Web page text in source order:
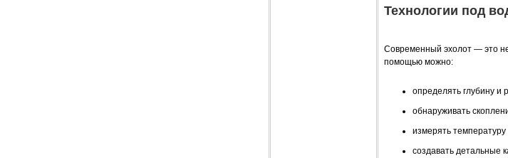
Технологии под
Современный эхолот — это
помощью можно:
определять глубину и
обнаруживать
измерять
создавать детальные